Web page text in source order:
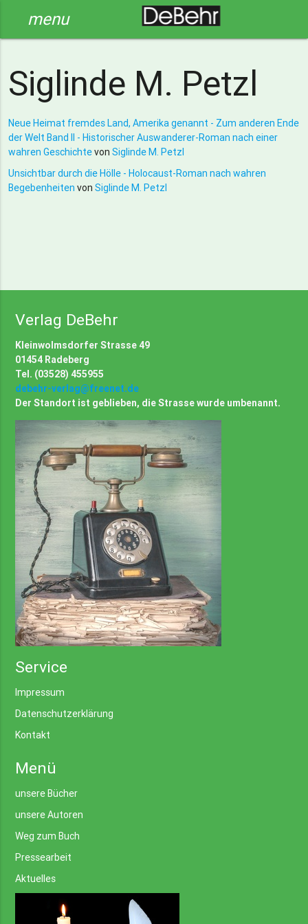
menu
Siglinde M. Petzl
Neue Heimat fremdes Land, Amerika genannt - Zum anderen Ende
der Welt Band II - Historischer Auswanderer-Roman nach einer
wahren Geschichtevon Siglinde M. Petzl
Unsichtbar durch die Hölle - Holocaust-Roman nach wahren
Begebenheiten von Siglinde M. Petzl
Verlag DeBehr
Kleinwolmsdorfer Strasse 49
01454 Radeberg
Tel. (03528) 455955
debehr-verlag@freenet.de
Der Standort ist geblieben, die Strasse wurde umbenannt.
Service
Impressum
Datenschutzerklärung
Kontakt
Menü
unsere Bücher
unsere Autoren
Weg zum Buch
Pressearbeit
Aktuelles